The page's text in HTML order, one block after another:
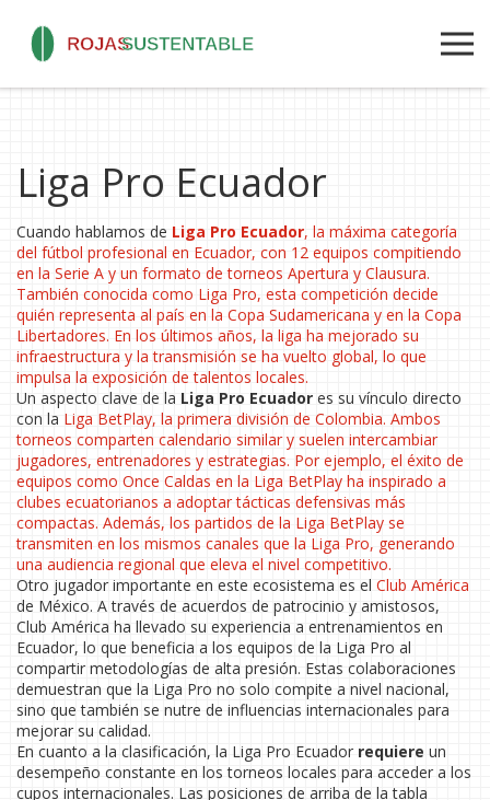
Liga Pro Ecuador
Cuando hablamos de Liga Pro Ecuador, la máxima categoría
del fútbol profesional en Ecuador, con 12 equipos compitiendo
en la Serie A y un formato de torneos Apertura y Clausura.
También conocida como Liga Pro, esta competición decide
quién representa al país en la Copa Sudamericana y en la Copa
Libertadores. En los últimos años, la liga ha mejorado su
infraestructura y la transmisión se ha vuelto global, lo que
impulsa la exposición de talentos locales.
Un aspecto clave de la Liga Pro Ecuador es su vínculo directo
con la Liga BetPlay, la primera división de Colombia. Ambos
torneos comparten calendario similar y suelen intercambiar
jugadores, entrenadores y estrategias. Por ejemplo, el éxito de
equipos como Once Caldas en la Liga BetPlay ha inspirado a
clubes ecuatorianos a adoptar tácticas defensivas más
compactas. Además, los partidos de la Liga BetPlay se
transmiten en los mismos canales que la Liga Pro, generando
una audiencia regional que eleva el nivel competitivo.
Otro jugador importante en este ecosistema es el Club América
de México. A través de acuerdos de patrocinio y amistosos,
Club América ha llevado su experiencia a entrenamientos en
Ecuador, lo que beneficia a los equipos de la Liga Pro al
compartir metodologías de alta presión. Estas colaboraciones
demuestran que la Liga Pro no solo compite a nivel nacional,
sino que también se nutre de influencias internacionales para
mejorar su calidad.
En cuanto a la clasificación, la Liga Pro Ecuador requiere un
desempeño constante en los torneos locales para acceder a los
cupos internacionales. Las posiciones de arriba de la tabla